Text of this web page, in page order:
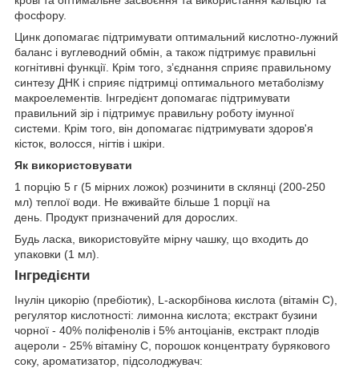
фосфору.
Цинк допомагає підтримувати оптимальний кислотно-лужний
баланс і вуглеводний обмін, а також підтримує правильні
когнітивні функції. Крім того, з’єднання сприяє правильному
синтезу ДНК і сприяє підтримці оптимального метаболізму
макроелементів. Інгредієнт допомагає підтримувати
правильний зір і підтримує правильну роботу імунної
системи. Крім того, він допомагає підтримувати здоров'я
кісток, волосся, нігтів і шкіри.
Як використовувати
1 порцію 5 г (5 мірних ложок) розчинити в склянці (200-250
мл) теплої води. Не вживайте більше 1 порції на
день. Продукт призначений для дорослих.
Будь ласка, використовуйте мірну чашку, що входить до
упаковки (1 мл).
Інгредієнти
Інулін цикорію (пребіотик), L-аскорбінова кислота (вітамін С),
регулятор кислотності: лимонна кислота; екстракт бузини
чорної - 40% поліфенолів і 5% антоціанів, екстракт плодів
ацероли - 25% вітаміну С, порошок концентрату бурякового
соку, ароматизатор, підсолоджувач: